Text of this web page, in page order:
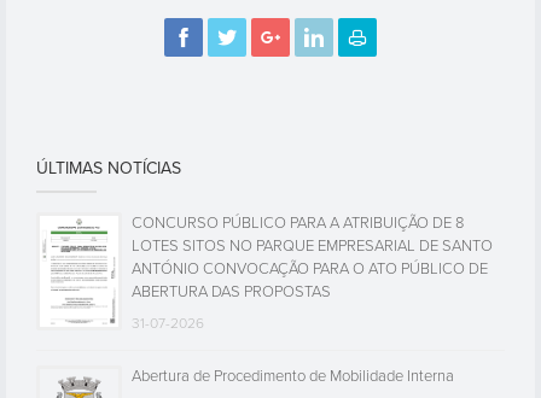
ÚLTIMAS NOTÍCIAS
CONCURSO PÚBLICO PARA A ATRIBUIÇÃO DE 8
LOTES SITOS NO PARQUE EMPRESARIAL DE SANTO
ANTÓNIO CONVOCAÇÃO PARA O ATO PÚBLICO DE
ABERTURA DAS PROPOSTAS
31-07-2026
Abertura de Procedimento de Mobilidade Interna